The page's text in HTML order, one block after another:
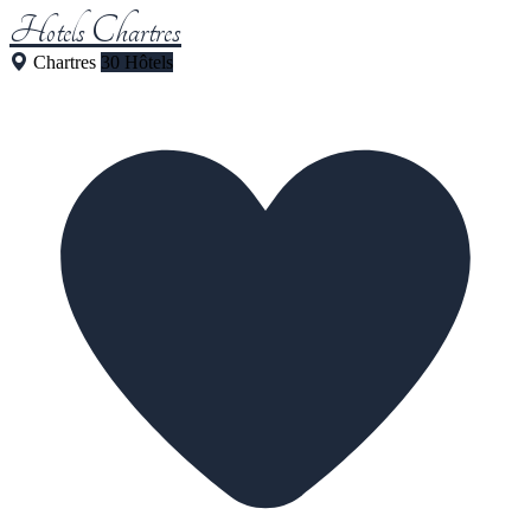
Hotels Chartres
Chartres 30 Hôtels